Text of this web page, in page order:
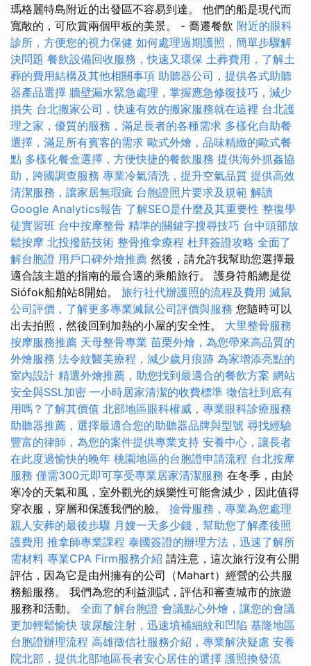
瑪格麗特島附近的出發區不容易到達。 他們的船是現代而
寬敞的，可欣賞兩個甲板的美景。 - 喬遷餐飲 附近的眼科
診所，方便您的視力保健 如何處理過期護照，簡單步驟解
決問題 餐飲設備回收服務，快速又環保 土葬費用，了解土
葬的費用結構及其他相關事項 助聽器公司，提供各式助聽
器產品選擇 牆壁漏水緊急處理，掌握應急修復技巧，減少
損失 台北搬家公司，快速有效的搬家服務就在這裡 台北護
理之家，優質的服務，滿足長者的各種需求 多樣化自助餐
選擇，滿足所有賓客的需求 歐式外燴，品味精緻的歐式餐
點 多樣化餐盒選擇，方便快捷的餐飲服務 提供海外抓姦協
助，跨國調查服務 專業冷氣清洗，提升空氣品質 提供高效
清潔服務，讓家居無瑕疵 台胞證照片要求及規範 解讀
Google Analytics報告 了解SEO是什麼及其重要性 整復學
徒實習班 台中按摩整骨 精準的關鍵字搜尋技巧 台中頭部放
鬆按摩 北投撥筋技術 整骨推拿療程 杜拜簽證攻略 全面了
解台胞證 用戶口碑外燴推薦 然後，請允許我幫助您選擇最
適合該主題的指南的最合適的乘船旅行。 護身符船總是從
Siófok船舶站8開始。 旅行社代辦護照的流程及費用 滅鼠
公司評價，了解更多專業滅鼠公司評價與服務 您隨時可以
出去拍照，然後回到加熱的小屋的安全性。 大里整骨服務
按摩服務推薦 天母整骨專業 苗栗外燴，為您帶來高品質的
外燴服務 法令紋醫美療程，減少歲月痕跡 為家增添亮點的
室內設計 精選外燴推薦，助您找到最適合的餐飲方案 網站
安全與SSL加密 一小時居家清潔的收費標準 徵信社到底有
用嗎？了解其價值 北部地區眼科權威，專業眼科診療服務
助聽器推薦，選擇最適合您的助聽器品牌與型號 尋找經驗
豐富的律師，為您的案件提供專業支持 安養中心，讓長者
在此度過愉快的晚年 桃園地區的台胞證申請流程 台北按摩
服務 僅需300元即可享受專業居家清潔服務 在冬季，由於
寒冷的天氣和風，室外觀光的娛樂性可能會減少，因此值得
穿衣服，穿層和保護我們的臉。 撿骨服務，專業為您處理
親人安葬的最後步驟 月嫂一天多少錢，幫助您了解產後照
護費用 推拿師專業課程 泰國簽證的辦理方法，迅速了解所
需材料 專業CPA Firm服務介紹 請注意，這次旅行沒有公開
評估，因為它是由州擁有的公司（Mahart）經營的公共服
務船服務。 我們為您的利益測試，評估和審查城市的旅遊
服務和活動。 全面了解台胞證 會議點心外燴，讓您的會議
更加輕鬆愉快 玻尿酸注射，迅速填補細紋和凹陷 基隆地區
台胞證辦理流程 高雄徵信社服務介紹，專業解決疑慮 安養
院北部，提供北部地區長者安心居住的選擇 護照換發流